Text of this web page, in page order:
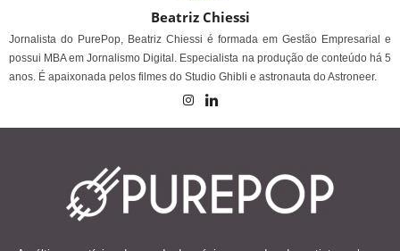
Beatriz Chiessi
Jornalista do PurePop, Beatriz Chiessi é formada em Gestão Empresarial e
possui MBA em Jornalismo Digital. Especialista na produção de conteúdo há 5
anos. É apaixonada pelos filmes do Studio Ghibli e astronauta do Astroneer.